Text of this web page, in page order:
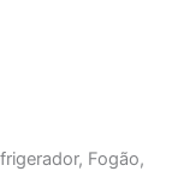
Fogão,